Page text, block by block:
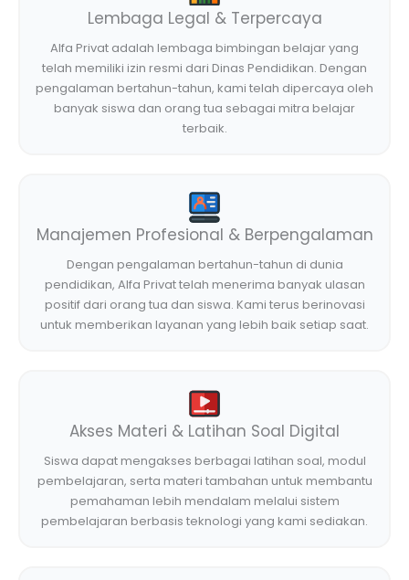
Lembaga Legal & Terpercaya
Alfa Privat adalah lembaga bimbingan belajar yang
telah memiliki izin resmi dari Dinas Pendidikan. Dengan
pengalaman bertahun-tahun, kami telah dipercaya oleh
banyak siswa dan orang tua sebagai mitra belajar
terbaik.
Manajemen Profesional & Berpengalaman
Dengan pengalaman bertahun-tahun di dunia
pendidikan, Alfa Privat telah menerima banyak ulasan
positif dari orang tua dan siswa. Kami terus berinovasi
untuk memberikan layanan yang lebih baik setiap saat.
Akses Materi & Latihan Soal Digital
Siswa dapat mengakses berbagai latihan soal, modul
pembelajaran, serta materi tambahan untuk membantu
pemahaman lebih mendalam melalui sistem
pembelajaran berbasis teknologi yang kami sediakan.